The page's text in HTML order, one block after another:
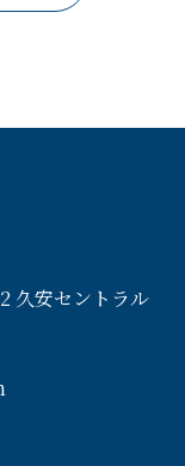
久安セントラル